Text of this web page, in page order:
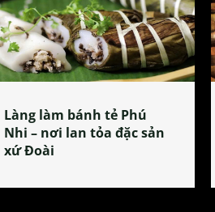
Làng làm bánh tẻ Phú
Nhi – nơi lan tỏa đặc sản
xứ Đoài